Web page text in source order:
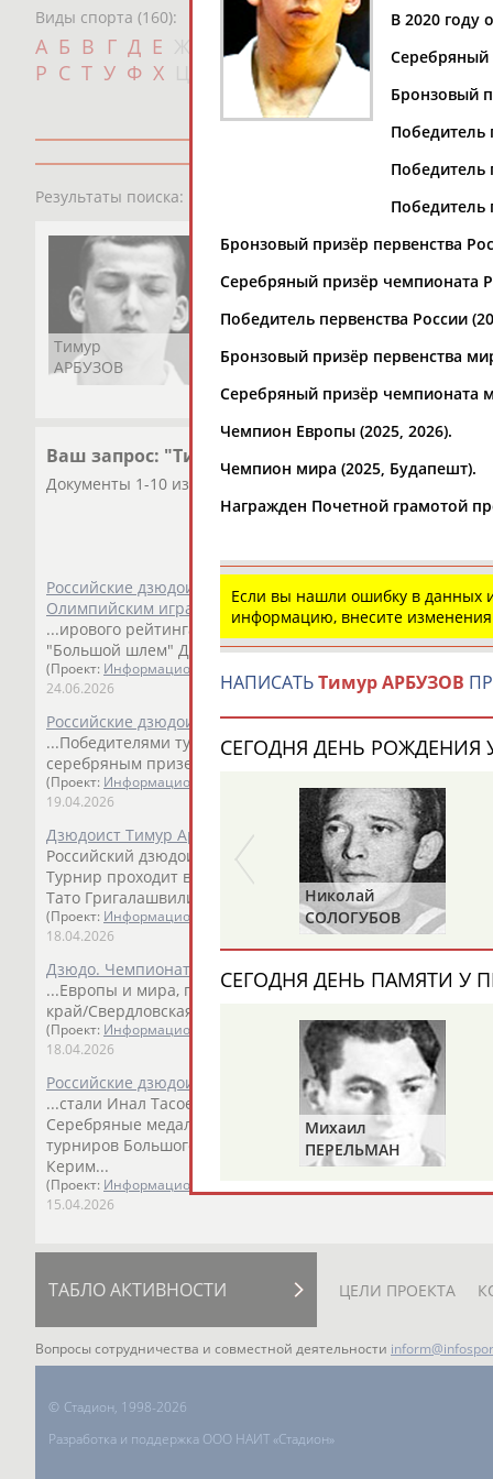
Виды спорта (160):
А Б В Г Д Е И К Л М Н О
П
Р С Т У Ф Х Щ Э Ю Я
с
Результаты поиска:
Тимур
АРБУЗОВ
Ваш запрос: "Тимур АРБУЗОВ"
Документы 1-10 из 15 найденных уникальных документов
Российские дзюдоисты завоевали 5 медалей на первом
Олимпийским играм-2028 турнире Большой шлем в Улан
...ирового рейтинга
Тимур Арбузов(81 кг) и
"Большой шлем" Дали Лилуашвили (63 кг). ...
(Проект: Информационное агентство СТАДИОН
24.06.2026
Российские дзюдоисты стали третьими в медальном
...Победителями турнира стали Мурад Чопанов (до 66 кг)
серебряным призером - Сабина...
(Проект: Информационное агентство СТАДИОН
19.04.2026
Дзюдоист Тимур Арбузов завоевал золотую медаль
Российский дзюдоист
Тимур Арбузовзавоевал золотую
Турнир проходит в Тбилиси. В финальной схв...
Тато Григалашвили.
принес сборной России
(Проект: Информационное агентство СТАДИОН)
18.04.2026
Дзюдо. Чемпионат Европы 2026. 18 апреля (прямая
...Европы и мира, победитель двух "Больших шлемов"
край/Свердловская область) и...
(Проект: Информационное агентство СТАДИОН)
18.04.2026
Российские дзюдоисты выступят на чемпионате Европы
...стали Инал Тасоев (свыше 100 кг), Данил Лаврентьев
Серебряные медали завоевали Аюб Блиев... ...чемпион
турниров Большого шлема
Арбузов(81 кг), призер
Керим...
(Проект: Информационное агентство СТАДИОН
15.04.2026
ТАБЛО АКТИВНОСТИ ЦЕЛИ ПРОЕКТА
Вопросы сотрудничества и совместной деятельности
© Стадион, 1998-2026
Разработка и поддержка ООО НАИТ «Стадион»
В 2020
Серебряный
Бронзовый
Победитель
Победитель
Победитель
Бронзовый призёр первенства
Серебряный призёр чемпионата
Победитель первенства России
Бронзовый призёр первенства
Серебряный призёр чемпионата
Чемпион Европы (2025, 2026).
Чемпион мира (2025, Будапешт).
Награжден Почетной грамотой
Если вы нашли ошибку в данных
информацию, внесите изменения
НАПИСАТЬТимур АРБУЗОВ
СЕГОДНЯ ДЕНЬ РОЖДЕНИЯ
Николай
СОЛОГУБОВ
Нина
БУЛГАКОВА
СЕГОДНЯ ДЕНЬ ПАМЯТИ У
Михаил
ПЕРЕЛЬМАН
(ПЕРЛЬМАН)